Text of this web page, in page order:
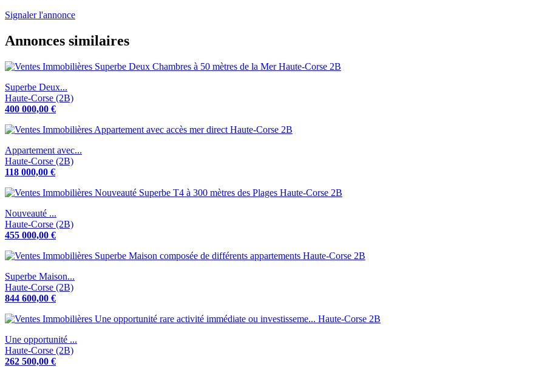
Signaler l'annonce
Annonces similaires
Superbe Deux...
Haute-Corse (2B)
400 000,00 €
Appartement avec...
Haute-Corse (2B)
118 000,00 €
Nouveauté ...
Haute-Corse (2B)
455 000,00 €
Superbe Maison...
Haute-Corse (2B)
844 600,00 €
Une opportunité ...
Haute-Corse (2B)
262 500,00 €